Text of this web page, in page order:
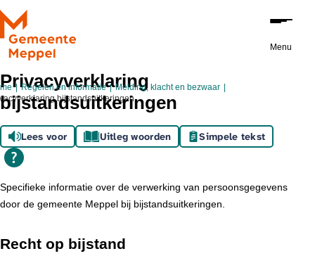
Ga naar de inhoud
Menu
Regelen en informatie
Melding, klacht en bezwaar
bijstandsuitkeringen
Privacyverklaring
bijstandsuitkeringen
Lees voor Uitleg woorden Simpele tekst
Specifieke informatie over de verwerking van persoonsgegevens
door de gemeente Meppel bij bijstandsuitkeringen.
Recht op bijstand